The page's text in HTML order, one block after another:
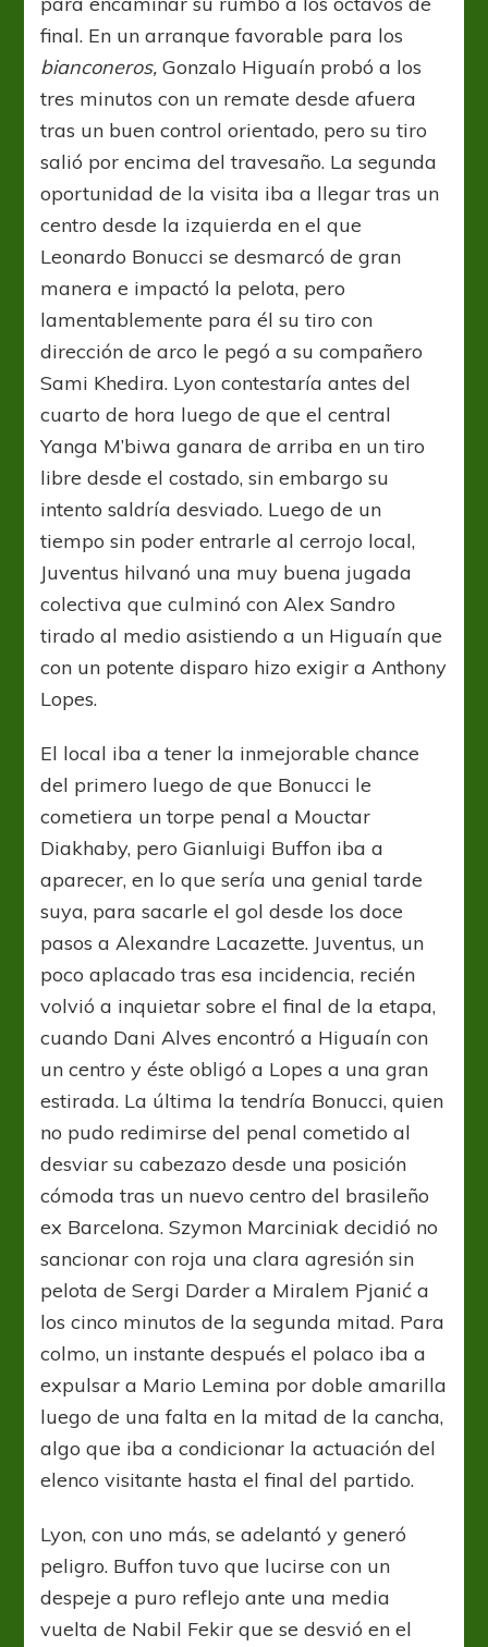
final. En un arranque favorable para los
bianconeros,Gonzalo Higuaín probó a los
tres minutos con un remate desde afuera
tras un buen control orientado, pero su tiro
salió por encima del travesaño. La segunda
oportunidad de la visita iba a llegar tras un
centro desde la izquierda en el que
Leonardo Bonucci se desmarcó de gran
manera e impactó la pelota, pero
lamentablemente para él su tiro con
dirección de arco le pegó a su compañero
Sami Khedira. Lyon contestaría antes del
cuarto de hora luego de que el central
Yanga M’biwa ganara de arriba en un tiro
libre desde el costado, sin embargo su
intento saldría desviado. Luego de un
tiempo sin poder entrarle al cerrojo local,
Juventus hilvanó una muy buena jugada
colectiva que culminó con Alex Sandro
tirado al medio asistiendo a un Higuaín que
con un potente disparo hizo exigir a Anthony
Lopes.
El local iba a tener la inmejorable chance
del primero luego de que Bonucci le
cometiera un torpe penal a Mouctar
Diakhaby, pero Gianluigi Buffon iba a
aparecer, en lo que sería una genial tarde
suya, para sacarle el gol desde los doce
pasos a Alexandre Lacazette. Juventus, un
poco aplacado tras esa incidencia, recién
volvió a inquietar sobre el final de la etapa,
cuando Dani Alves encontró a Higuaín con
un centro y éste obligó a Lopes a una gran
estirada. La última la tendría Bonucci, quien
no pudo redimirse del penal cometido al
desviar su cabezazo desde una posición
cómoda tras un nuevo centro del brasileño
ex Barcelona. Szymon Marciniak decidió no
sancionar con roja una clara agresión sin
pelota de Sergi Darder a Miralem Pjanić a
los cinco minutos de la segunda mitad. Para
colmo, un instante después el polaco iba a
expulsar a Mario Lemina por doble amarilla
luego de una falta en la mitad de la cancha,
algo que iba a condicionar la actuación del
elenco visitante hasta el final del partido.
Lyon, con uno más, se adelantó y generó
peligro. Buffon tuvo que lucirse con un
despeje a puro reflejo ante una media
vuelta de Nabil Fekir que se desvió en el